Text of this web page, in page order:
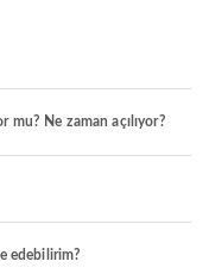
Ne zaman açılıyor?
edebilirim?